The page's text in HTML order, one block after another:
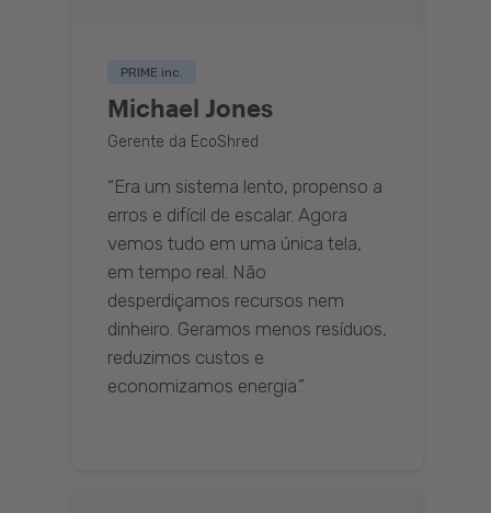
PRIME inc.
Michael Jones
Gerente da EcoShred
“Era um sistema lento, propenso a
erros e difícil de escalar. Agora
vemos tudo em uma única tela,
em tempo real. Não
desperdiçamos recursos nem
dinheiro. Geramos menos resíduos,
reduzimos custos e
economizamos energia.”